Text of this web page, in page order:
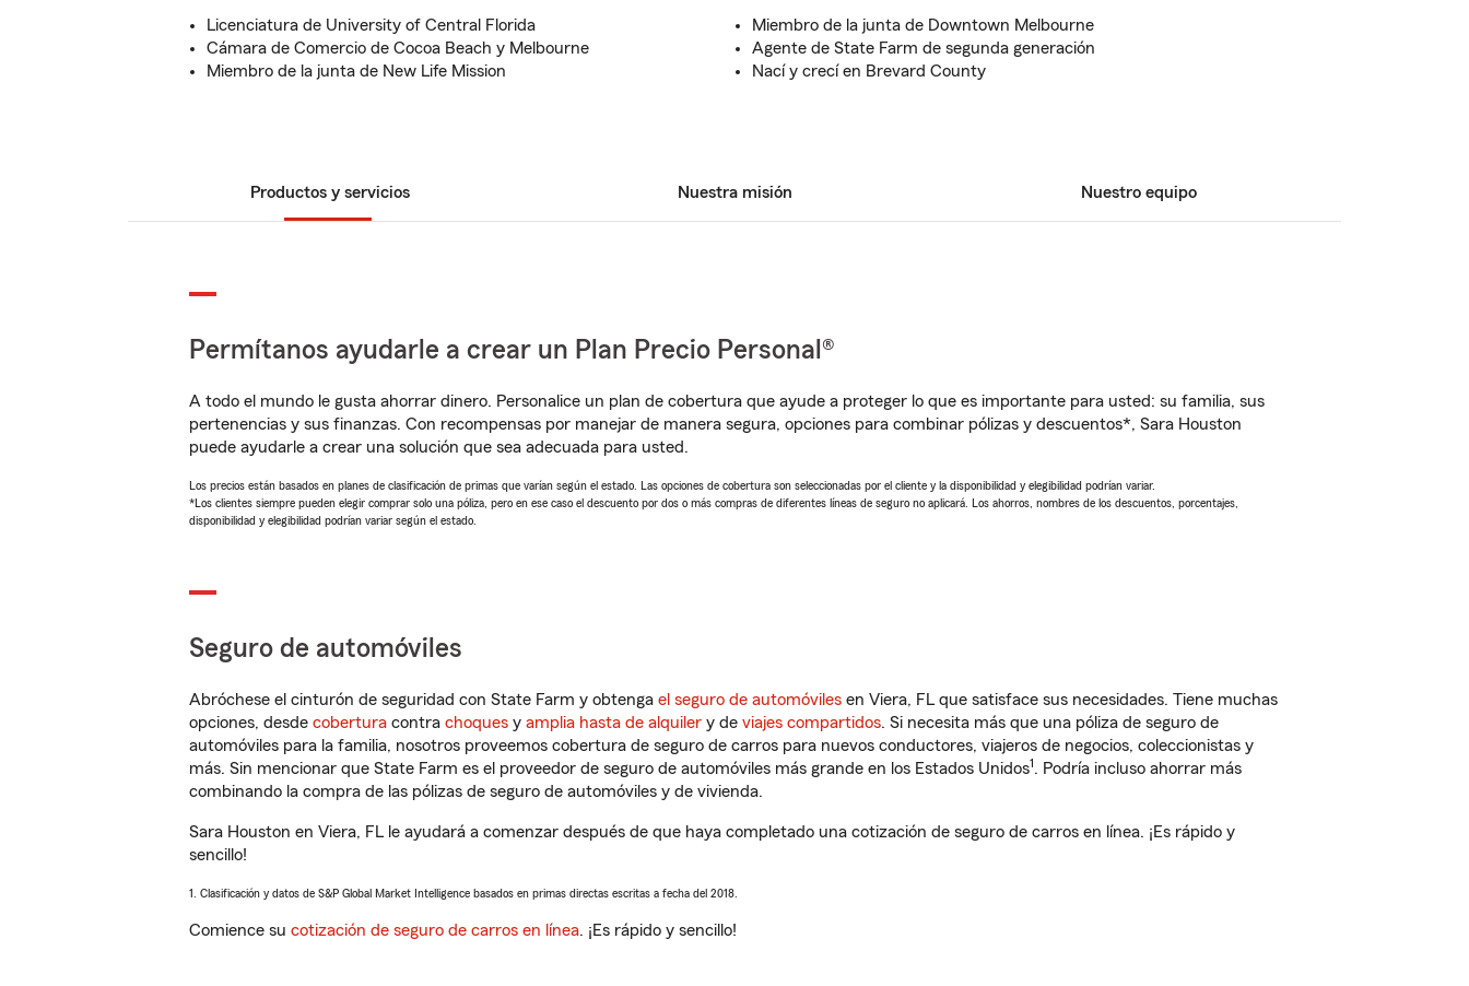
Licenciatura de University of Central Florida
Cámara de Comercio de Cocoa Beach y Melbourne
Miembro de la junta de New Life Mission
Miembro de la junta de Downtown Melbourne
Agente de State Farm de segunda generación
Nací y crecí en Brevard County
Productos y servicios Nuestra misión Nuestro equipo
Permítanos ayudarle a crear un Plan Precio Personal®
A todo el mundo le gusta ahorrar dinero. Personalice un plan de cobertura que ayude a proteger lo que es importante para usted: su familia, sus
pertenencias y sus finanzas. Con recompensas por manejar de manera segura, opciones para combinar pólizas y descuentos*, Sara Houston
puede ayudarle a crear una solución que sea adecuada para usted.
Los precios están basados en planes de clasificación de primas que varían según el estado. Las opciones de cobertura son seleccionadas por el cliente y la disponibilidad y elegibilidad podrían variar.
*Los clientes siempre pueden elegir comprar solo una póliza, pero en ese caso el descuento por dos o más compras de diferentes líneas de seguro no aplicará. Los ahorros, nombres de los descuentos, porcentajes,
disponibilidad y elegibilidad podrían variar según el estado.
Seguro de automóviles
Abróchese el cinturón de seguridad con State Farm y obtenga el seguro de automóviles en Viera, FL que satisface sus necesidades. Tiene muchas
opciones, desde cobertura contra choques y amplia hasta de alquiler y de viajes compartidos. Si necesita más que una póliza de seguro de
automóviles para la familia, nosotros proveemos cobertura de seguro de carros para nuevos conductores, viajeros de negocios, coleccionistas y
más. Sin mencionar que State Farm es el proveedor de seguro de automóviles más grande en los Estados Unidos1. Podría incluso ahorrar más
combinando la compra de las pólizas de seguro de automóviles y de vivienda.
Sara Houston en Viera, FL le ayudará a comenzar después de que haya completado una cotización de seguro de carros en línea. ¡Es rápido y
sencillo!
1. Clasificación y datos de S&P Global Market Intelligence basados en primas directas escritas a fecha del 2018.
Comience su cotización de seguro de carros en línea. ¡Es rápido y sencillo!